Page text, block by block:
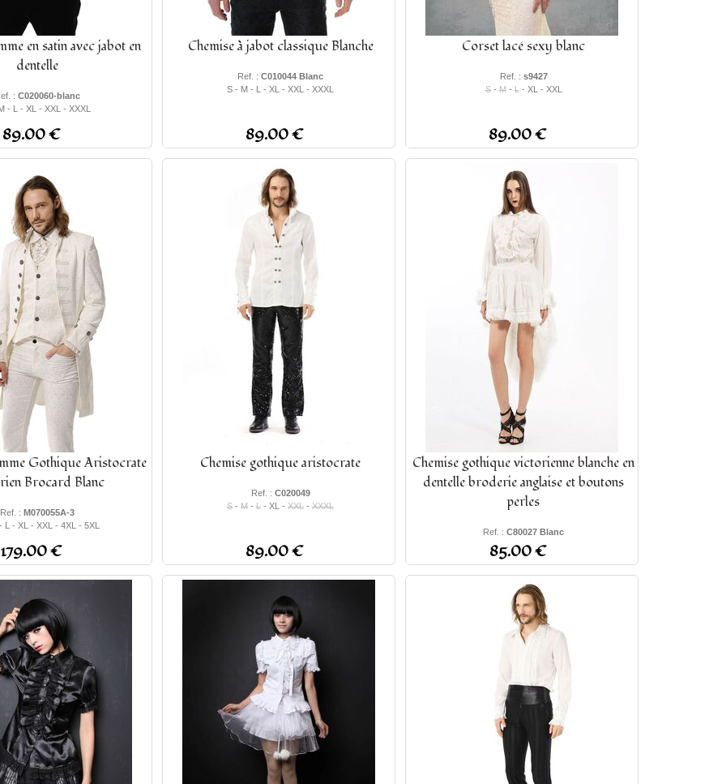
en satin avec jabot en
dentelle
: C020060-blanc
- L - XL - XXL - XXXL
89.00 €
Chemise à jabot classique Blanche
Ref. : C010044 Blanc
S - M - L - XL - XXL - XXXL
89.00 €
Corset lacé sexy blanc
Ref. : s9427
S-M-L- XL - XXL
89.00 €
Gothique Aristocrate
Brocard Blanc
Ref. : M070055A-3
L - XL - XXL - 4XL - 5XL
179.00 €
Chemise gothique aristocrate
Ref. : C020049
S - M - L - XL - XXL - XXXL
89.00 €
Chemise gothique victorienne blanche en
dentelle broderie anglaise et boutons
perles
Ref. : C80027 Blanc
XS - S - M - L - XL - 2XL - 3XL
85.00 €